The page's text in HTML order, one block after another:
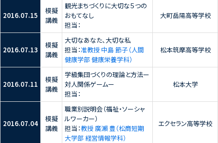
2016.07.15
模擬
講義
観光まちづくりに大切な５つの
おもてなし
担当：
大町岳陽高等学校
2016.07.13
模擬
講義
大切なあなた、大切な私
担当：准教授 中島 節子（人間
健康学部 健康栄養学科）
松本筑摩高等学校
2016.07.11
模擬
講義
学級集団づくりの理論と方法ー
対人関係ゲームー
担当：
松本大学
2016.07.04
模擬
講義
職業別説明会（福祉・ソーシャ
ルワーカー）
担当：教授 廣瀨 豊（松商短期
大学部 経営情報学科）
エクセラン高等学校